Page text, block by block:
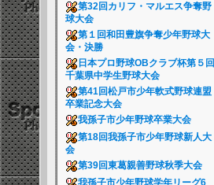
第32回カリフ・マルエス争奪野
球大会
第１回和田豊旗争奪少年野球大
会・決勝
日本プロ野球OBクラブ杯第５回
千葉県中学生野球大会
第41回松戸市少年軟式野球連盟
卒業記念大会
我孫子市少年野球卒業大会
第18回我孫子市少年野球新人大
会
第39回東葛親善野球秋季大会
我孫子市少年野球学年リーグ6